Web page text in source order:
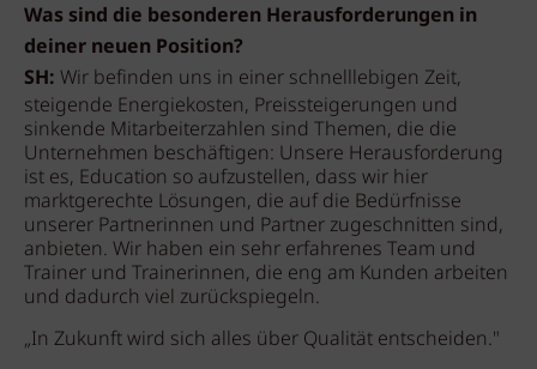
Was sind die besonderen Herausforderungen in
deiner neuen Position?
SH: Wir befinden uns in einer schnelllebigen Zeit,
steigende Energiekosten, Preissteigerungen und
sinkende Mitarbeiterzahlen sind Themen, die die
Unternehmen beschäftigen: Unsere Herausforderung
ist es, Education so aufzustellen, dass wir hier
marktgerechte Lösungen, die auf die Bedürfnisse
unserer Partnerinnen und Partner zugeschnitten sind,
anbieten. Wir haben ein sehr erfahrenes Team und
Trainer und Trainerinnen, die eng am Kunden arbeiten
und dadurch viel zurückspiegeln.
„In Zukunft wird sich alles über Qualität entscheiden."